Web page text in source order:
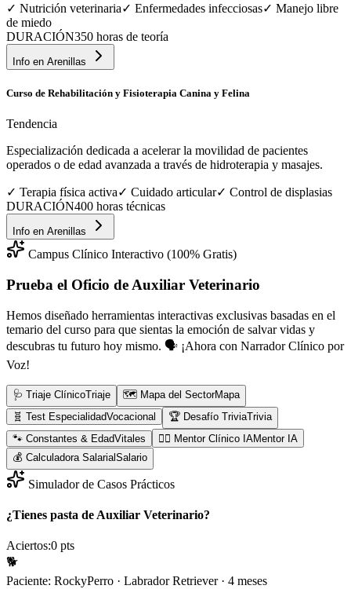
✓ Nutrición veterinaria✓ Enfermedades infecciosas✓ Manejo libre
de miedo
DURACIÓN350 horas de teoría
Info en Arenillas
Curso de Rehabilitación y Fisioterapia Canina y Felina
Tendencia
Especialización dedicada a acelerar la movilidad de pacientes
operados o de edad avanzada a través de hidroterapia y masajes.
✓ Terapia física activa✓ Cuidado articular✓ Control de displasias
DURACIÓN400 horas técnicas
Info en Arenillas
Campus Clínico Interactivo (100% Gratis)
Prueba el Oficio de Auxiliar Veterinario
Hemos diseñado herramientas interactivas exclusivas basadas en el
temario del curso para que sientas la emoción de salvar vidas y
descubras tu futuro hoy mismo. 🗣️ ¡Ahora con Narrador Clínico por
Voz!
🩺 Triaje ClínicoTriaje 🗺️ Mapa del SectorMapa
🧬 Test EspecialidadVocacional 🏆 Desafío TriviaTrivia
🐾 Constantes & EdadVitales 👨‍⚕️ Mentor Clínico IAMentor IA
💰 Calculadora SalarialSalario
Simulador de Casos Prácticos
¿Tienes pasta de Auxiliar Veterinario?
Aciertos:0 pts
🐕
Paciente: RockyPerro · Labrador Retriever· 4 meses